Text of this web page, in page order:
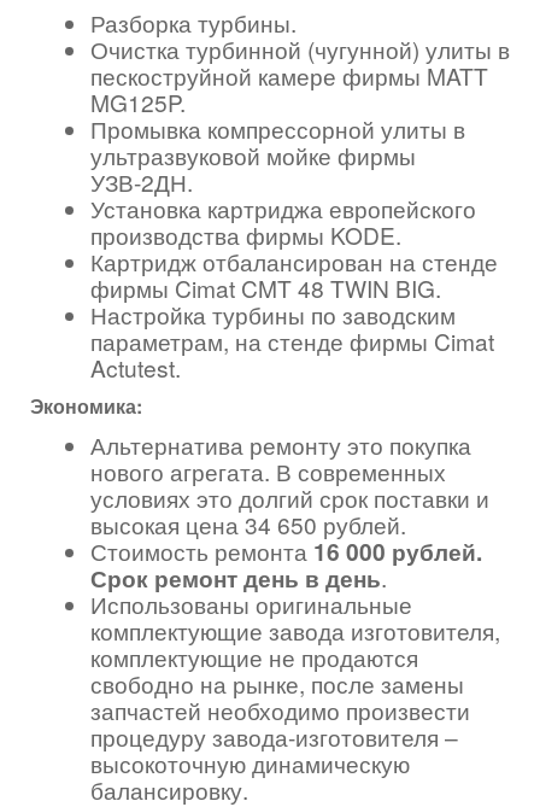
Разборка турбины.
Очистка турбинной (чугунной) улиты в
пескоструйной камере фирмы MATT
MG125P.
Промывка компрессорной улиты в
ультразвуковой мойке фирмы
УЗВ-2ДН.
Установка картриджа европейского
производства фирмы KODE.
Картридж отбалансирован на стенде
фирмы Cimat CMT 48 TWIN BIG.
Настройка турбины по заводским
параметрам, на стенде фирмы Cimat
Actutest.
Экономика:
Альтернатива ремонту это покупка
нового агрегата. В современных
условиях это долгий срок поставки и
высокая цена 34 650 рублей.
Стоимость ремонта 16 000 рублей.
Срок ремонт день в день.
Использованы оригинальные
комплектующие завода изготовителя,
комплектующие не продаются
свободно на рынке, после замены
запчастей необходимо произвести
процедуру завода-изготовителя –
высокоточную динамическую
балансировку.